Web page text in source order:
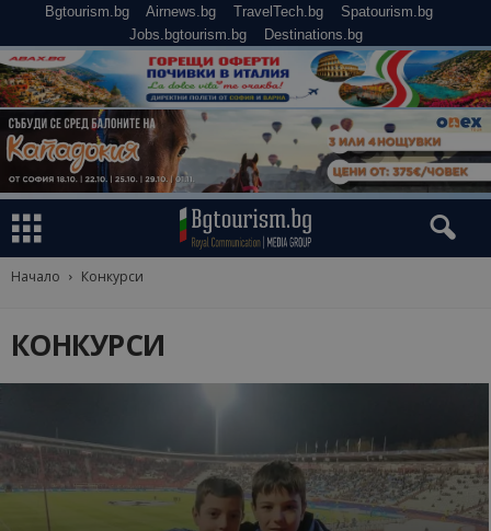
Bgtourism.bg Airnews.bg TravelTech.bg
Spatourism.bg
Jobs.bgtourism.bg
Destinations.bg
Начало Конкурси
КОНКУРСИ